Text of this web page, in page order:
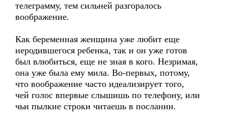
телеграмму, тем сильней разгоралось
воображение.
Как беременная женщина уже любит еще
неродившегося ребенка, так и он уже готов
был влюбиться, еще не зная в кого. Незримая,
она уже была ему мила. Во-первых, потому,
что воображение часто идеализирует того,
чей голос впервые слышишь по телефону, или
чьи пылкие строки читаешь в послании.